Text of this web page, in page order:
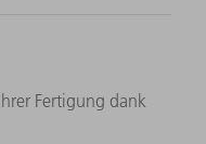
Fertigung dank